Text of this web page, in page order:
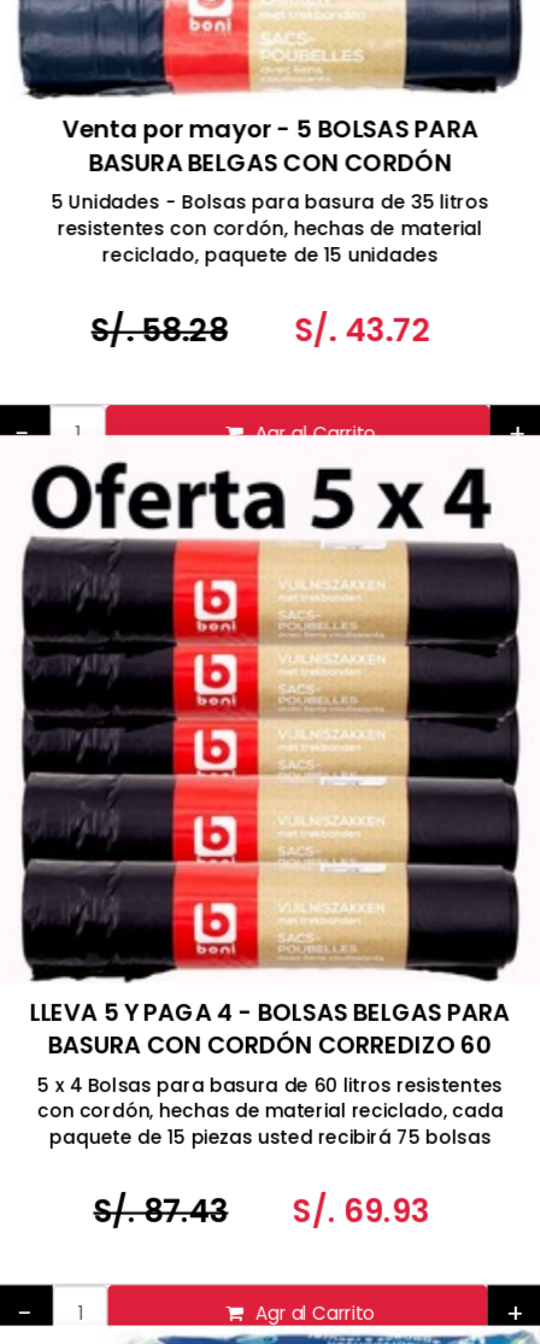
Venta por mayor - 5 BOLSAS PARA
BASURA BELGAS CON CORDÓN
CORREDIZO 35 LITROS
5 Unidades - Bolsas para basura de 35 litros
resistentes con cordón, hechas de material
reciclado, paquete de 15 unidades
Fabricado en Bélgica
S/. 58.28 S/. 43.72
- Agr al Carrito +
LLEVA 5 Y PAGA 4 - BOLSAS BELGAS PARA
BASURA CON CORDÓN CORREDIZO 60
LITROS
5 x 4 Bolsas para basura de 60 litros resistentes
con cordón, hechas de material reciclado, cada
paquete de 15 piezas usted recibirá 75 bolsas
S/. 87.43 S/. 69.93
- Agr al Carrito +